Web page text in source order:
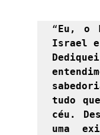
“Eu, o
Israel e
tudo
céu.
uma